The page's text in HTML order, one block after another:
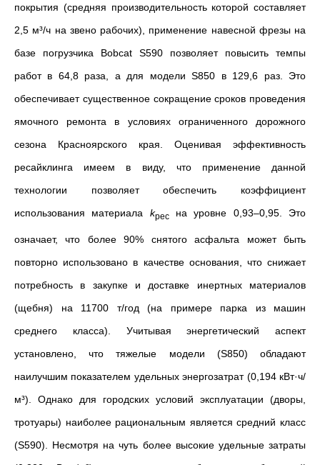
покрытия (средняя производительность которой составляет
2,5 м³/ч на звено рабочих), применение навесной фрезы на
базе погрузчика Bobcat S590 позволяет повысить темпы
работ в 64,8 раза, а для модели S850 в 129,6 раз. Это
обеспечивает существенное сокращение сроков проведения
ямочного ремонта в условиях ограниченного дорожного
сезона Красноярского края. Оценивая эффективность
ресайклинга имеем в виду, что применение данной
технологии позволяет обеспечить коэффициент
использования материала kресна уровне 0,93–0,95. Это
означает, что более 90% снятого асфальта может быть
повторно использовано в качестве основания, что снижает
потребность в закупке и доставке инертных материалов
(щебня) на 11700 т/год (на примере парка из машин
среднего класса). Учитываяэнергетический аспект
установлено, что тяжелые модели (S850) обладают
наилучшим показателем удельных энергозатрат (0,194 кВт·ч/
м³). Однако для городских условий эксплуатации (дворы,
тротуары) наиболее рациональным является средний класс
(S590). Несмотря на чуть более высокие удельные затраты